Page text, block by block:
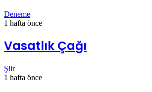
Deneme
1 hafta önce
Vasatlık Çağı
Şiir
1 hafta önce